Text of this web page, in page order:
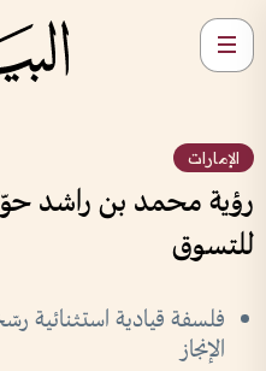
الإمارات
رؤية محمد بن راشد
للتسوق
فلسفة قيادية استثنائية
الإنجاز